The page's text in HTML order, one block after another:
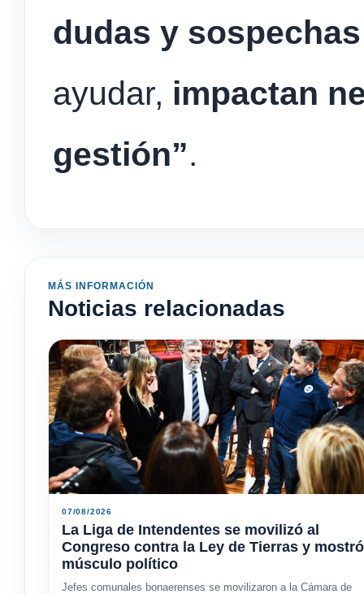
dudas y
ayudar, impactan
gestión”.
MÁS INFORMACIÓN
Noticias relacionadas
07/08/2026
La Liga de Intendentes se movilizó al
Congreso contra la Ley de Tierras y mostró
músculo político
Jefes comunales bonaerenses se movilizaron a la Cámara de